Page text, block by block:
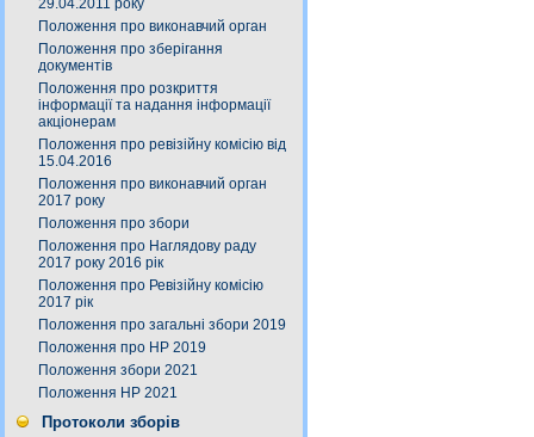
29.04.2011 року
Положення про виконавчий орган
Положення про зберігання
документів
Положення про розкриття
інформації та надання інформації
акціонерам
Положення про ревізійну комісію від
15.04.2016
Положення про виконавчий орган
2017 року
Положення про збори
Положення про Наглядову раду
2017 року 2016 рік
Положення про Ревізійну комісію
2017 рік
Положення про загальні збори 2019
Положення про НР 2019
Положення збори 2021
Положення НР 2021
Протоколи зборів